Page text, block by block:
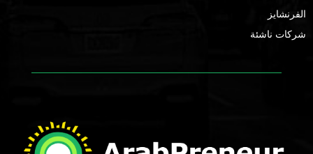
الفرنشايز
شركات ناشئة